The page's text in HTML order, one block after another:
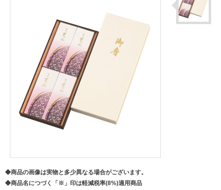
◆商品の画像は実物と多少異なる場合がございます。
◆商品名につづく「※」印は軽減税率(8%)適用商品